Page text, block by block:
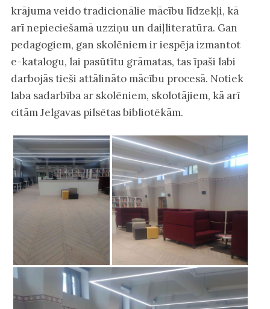
krājuma veido tradicionālie mācību līdzekļi, kā
arī nepieciešamā uzziņu un daiļliteratūra. Gan
pedagogiem, gan skolēniem ir iespēja izmantot
e-katalogu, lai pasūtītu grāmatas, tas īpaši labi
darbojās tieši attālināto mācību procesā. Notiek
laba sadarbība ar skolēniem, skolotājiem, kā arī
citām Jelgavas pilsētas bibliotēkām.